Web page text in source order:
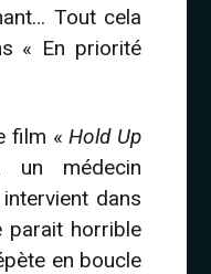
Tout cela
« En priorité
film «Hold Up
un médecin
dans
parait horrible
en boucle